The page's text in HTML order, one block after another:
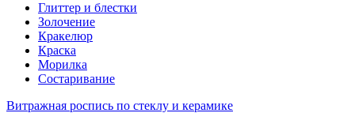
Глиттер и блестки
Золочение
Кракелюр
Краска
Морилка
Состаривание
Витражная роспись по стеклу и керамике